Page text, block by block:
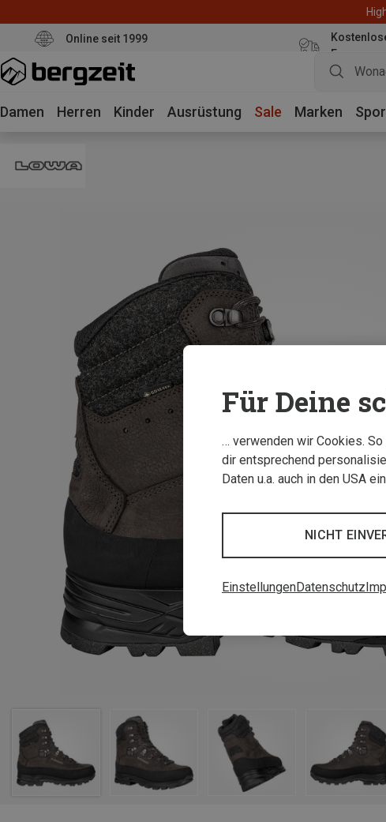
Online seit 1999
Euro
Damen Herren Kinder Ausrüstung Sale Marken
Für Deine
… verwenden wir Cookies.
dir entsprechend
Daten u.a. auch in den USA
NICHT
EinstellungenDatenschutz